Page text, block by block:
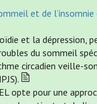
et de
et la dépression,
du sommeil
circadien veille-
opte pour une